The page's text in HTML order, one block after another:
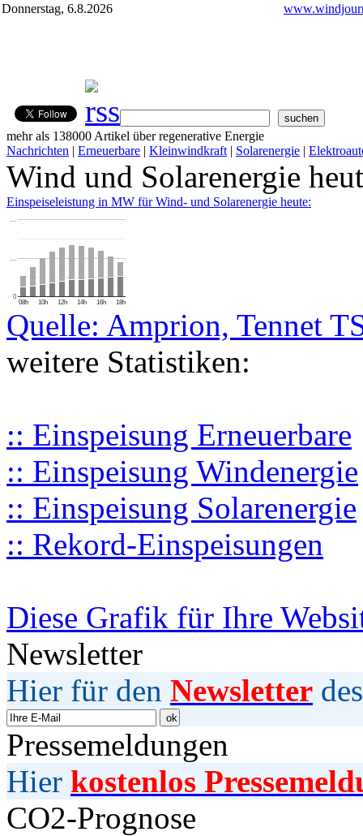
Donnerstag, 6.8.2026
mehr als 138000 Artikel über regenerative Energie
Nachrichten | Erneuerbare | Kleinwindkraft | Solarenergie |
Wind und Solarenergie
Einspeiseleistung in MW für Wind- und Solarenergie heute:
08h 10h 12h 14h 16h 18h
0
…
…
Quelle: Amprion, Tennet
weitere Statistiken:
:: Einspeisung Erneuerbare
:: Einspeisung Windenergie
:: Einspeisung Solarenergie
:: Rekord-Einspeisungen
Diese Grafik für Ihre
Newsletter
Hier für den Newsletter
Pressemeldungen
Hier kostenlos
CO2-Prognose